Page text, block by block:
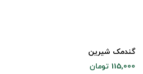
گندمک شیرین
115,000 تومان